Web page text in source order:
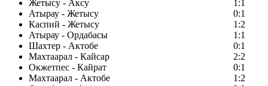
Жетысу - Аксу
1:1
Атырау - Жетысу
0:1
Каспий - Жетысу
1:2
Атырау - Ордабасы
1:1
Шахтер - Актобе
0:1
Махтаарал - Кайсар
2:2
Окжетпес - Кайрат
0:1
Махтаарал - Актобе
1:2